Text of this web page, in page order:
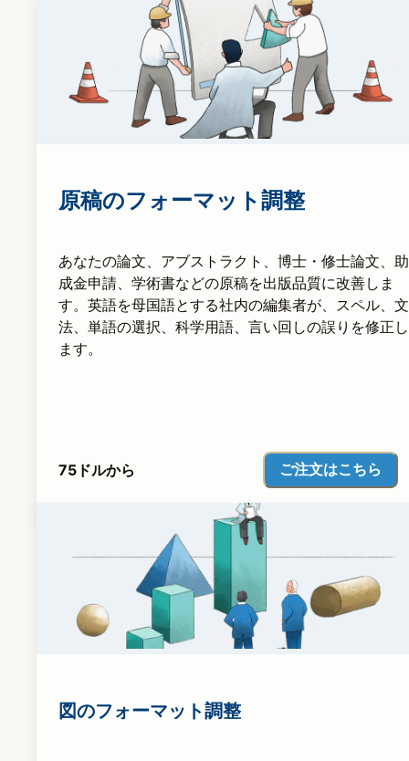
原稿のフォーマット調整
あなたの論文、アブストラクト、博士・修士論文、助
成金申請、学術書などの原稿を出版品質に改善しま
す。英語を母国語とする社内の編集者が、スペル、文
法、単語の選択、科学用語、言い回しの誤りを修正し
ます。
75ドルから ご注文はこちら
図のフォーマット調整